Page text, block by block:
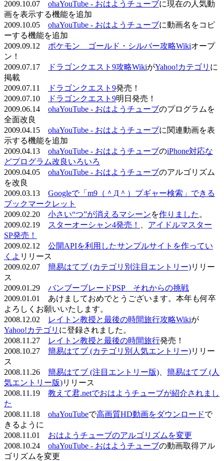
2009.10.07 ohaYouTube - おはようチューブに現在の人気動
画を表示する機能を追加
2009.10.05 ohaYouTube - おはようチューブに動画名をコピ
ーする機能を追加
2009.09.12 ポケモン ゴールド・シルバー攻略Wikiオープ
ン！
2009.07.17
ドラゴンクエスト9攻略WikiがYahoo!カテゴリ に
掲載
2009.07.11
ドラゴンクエスト9発売！
2009.07.10
ドラゴンクエスト9明日発売！
2009.06.14 ohaYouTube - おはようチューブのプログラムを
全面改良
2009.04.15 ohaYouTube - おはようチューブに関連動画を表
示する機能を追加
2009.04.13 ohaYouTube - おはようチューブのiPhone対応な
どプログラム改良いろいろ
2009.04.05 ohaYouTube - おはようチューブのアルゴリズム
を改良
2009.03.13 Googleで「m9（＾Д＾）プギャー検索」できる
ブックマークレット
2009.02.20 小さい“つ”が消えるマシーンを作りました 。
2009.02.19
スターオーシャン4発売！
アイドルマスター
SP発売！
2009.02.12 公開APIを利用したサンプルサイトを作ってい
くよ リリース
2009.02.07 簡易はてブ (カテゴリ別注目エントリー)リリー
ス
2009.01.29 バンブーブレードPSP それからの挑戦
2009.01.01 あけましておめでとうございます。本年も何卒
よろしくお願いいたします。
2008.12.02
レイトン教授と最後の時間旅行攻略Wikiが
Yahoo!カテゴリ に登録されました。
2008.11.27
レイトン教授と最後の時間旅行発売！
2008.10.27 簡易はてブ (カテゴリ別人気エントリー)リリー
ス
2008.11.26 簡易はてブ (注目エントリー版)
簡易はてブ (人
気エントリー版)リリース
2008.11.19 教えて君.netでおはようチューブが紹介されまし
た
2008.11.18 ohaYouTubeで高画質HD動画をダウンロードで
きるように
2008.11.01 おはようチューブのアルゴリズムを変更
2008.10.24 ohaYouTube - おはようチューブの動画取得アル
ゴリズムを変更